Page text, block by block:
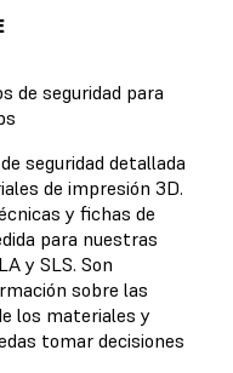
para el material
disponible para
de seguridad para
seguridad detallada
de impresión 3D.
y fichas de
para nuestras
y SLS. Son
sobre las
los materiales y
tomar decisiones